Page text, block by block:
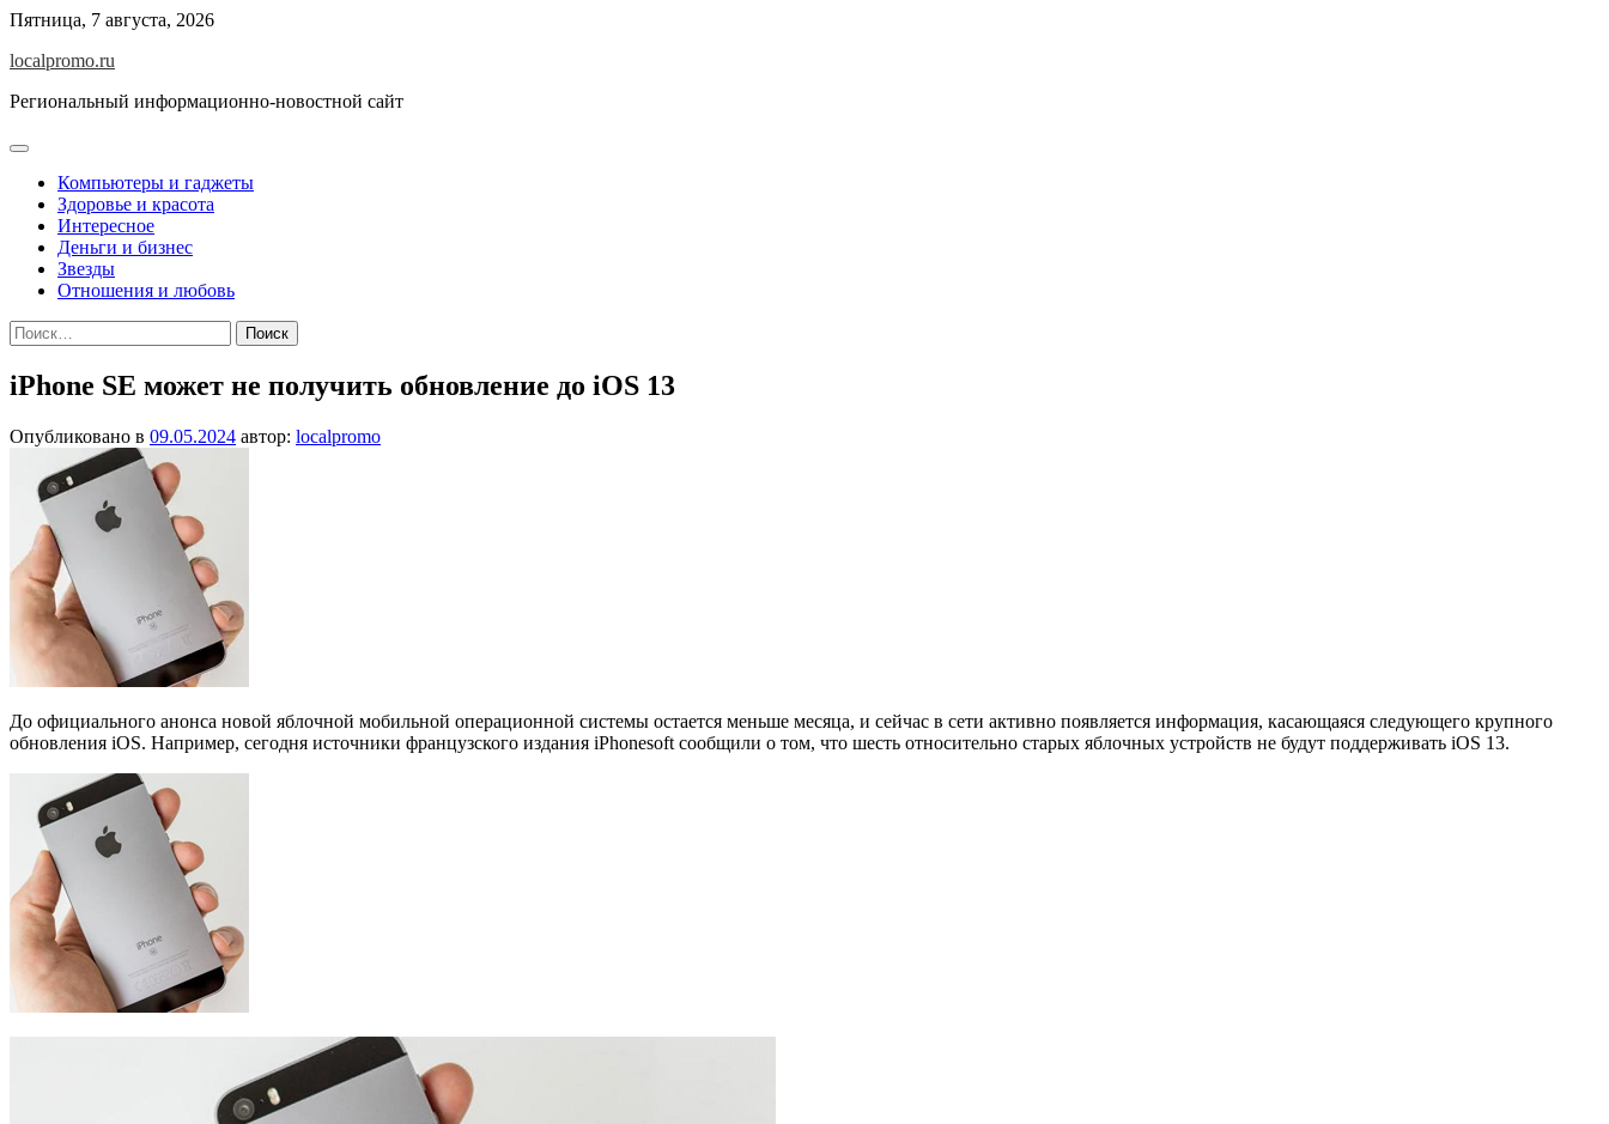
Перейти
содержимому
Пятница, 7 августа, 2026
localpromo.ru
Региональный информационно-новостной сайт
Компьютеры и гаджеты
Здоровье и красота
Интересное
Деньги и бизнес
Звезды
Отношения и любовь
Найти:
iPhone SE может не получить обновление до iOS 13
Опубликовано в 09.05.2024 автор: localpromo
До официального анонса новой яблочной мобильной операционной системы остается меньше месяца, и сейчас в сети активно появляется информация, касающаяся следующего крупного
обновления iOS. Например, сегодня источники французского издания iPhonesoft сообщили о том, что шесть относительно старых яблочных устройств не будут поддерживать iOS 13.